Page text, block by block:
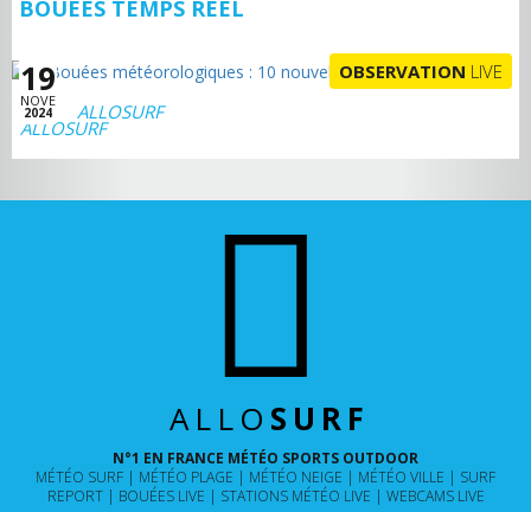
BOUÉES TEMPS RÉEL
19
NOVE
2024
OBSERVATION LIVE
ALLOSURF
ALLO SURF
N°1 EN FRANCE MÉTÉO SPORTS OUTDOOR
MÉTÉO SURF
MÉTÉO PLAGE MÉTÉO NEIGE MÉTÉO VILLE
SURF
REPORT
BOUÉES LIVE STATIONS MÉTÉO LIVE WEBCAMS LIVE